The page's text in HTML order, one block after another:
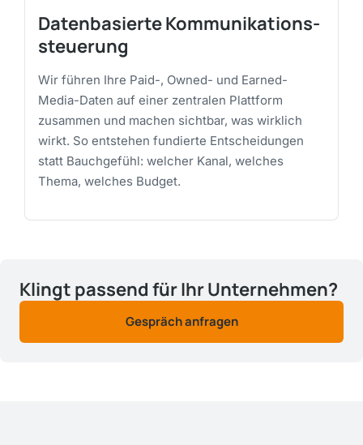
Datenbasierte Kommunikations­
steuerung
Wir führen Ihre Paid-, Owned- und Earned-
Media-Daten auf einer zentralen Plattform
zusammen und machen sichtbar, was wirklich
wirkt. So entstehen fundierte Entscheidungen
statt Bauchgefühl: welcher Kanal, welches
Thema, welches Budget.
Klingt passend für Ihr Unternehmen?
Gespräch anfragen